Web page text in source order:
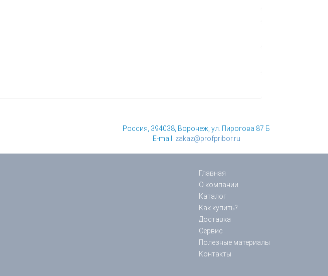
Россия, 394038, Воронеж, ул. Пирогова 87 Б
E-mail: zakaz@profpribor.ru
Главная
О компании
Каталог
Как купить?
Доставка
Сервис
Полезные материалы
Контакты